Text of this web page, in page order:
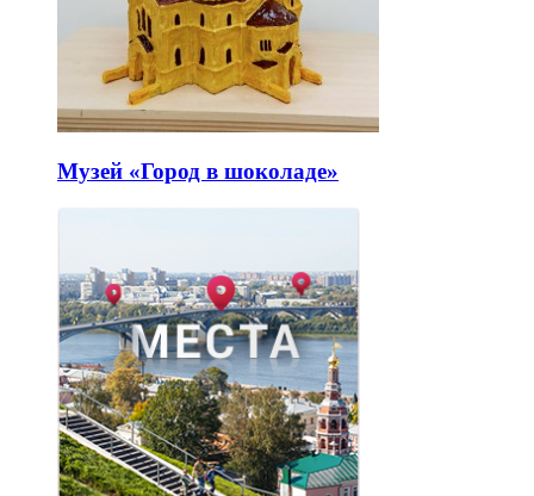
Музей «Город в шоколаде»